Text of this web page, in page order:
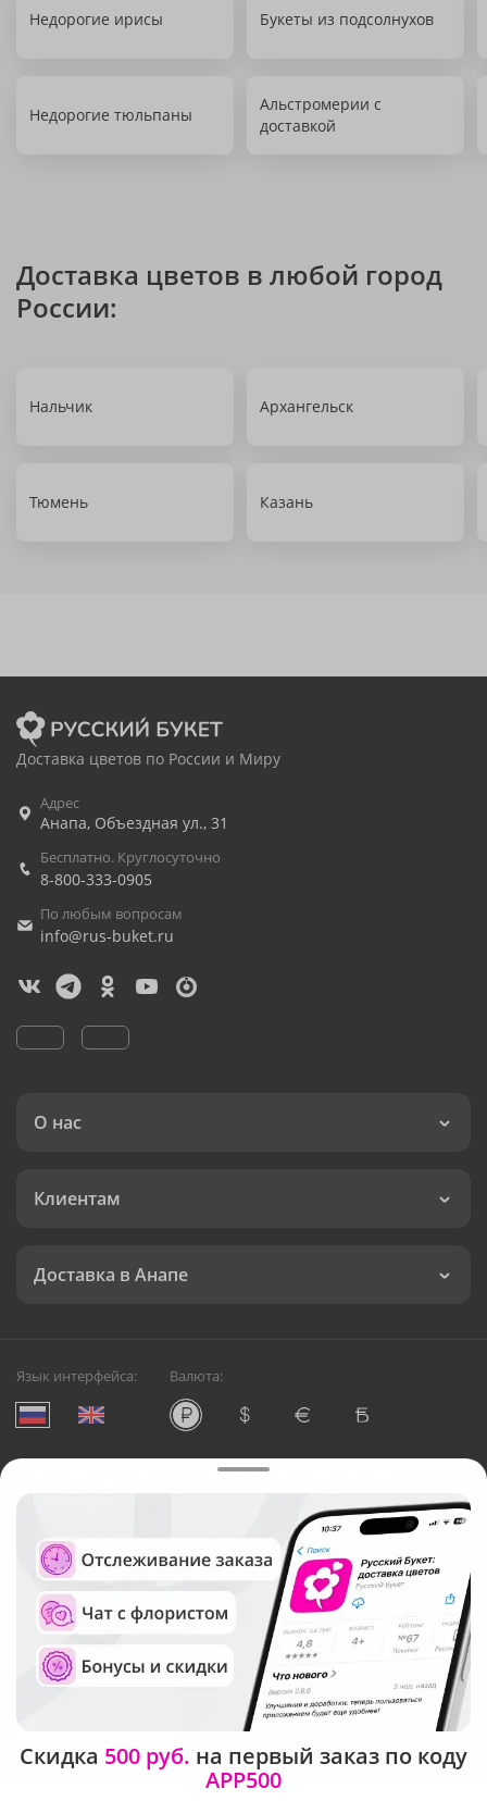
Недорогие ирисы Букеты из подсолнухов
Недорогие тюльпаны
Альстромерии с
доставкой
Доставка цветов в любой город
России:
Нальчик Архангельск
Тюмень Казань
Доставка цветов по России и Миру
Адрес
Анапа, Объездная ул., 31
Бесплатно. Круглосуточно
8-800-333-0905
По любым вопросам
info@rus-buket.ru
О нас
Клиентам
Доставка в Анапе
Язык интерфейса: Валюта:
Служба круглосуточной доставки цветов в Анапе
Русский Букет, 2026
Общество с ограниченной ответственностью «Технология»
ОГРН: 1195476081745, ИНН: 5410081997
Юридический адрес: г. Новосибирск, ул. Ипподромская,
д.42, оф. 3
Рейтинг Русского букета в г. Анапа
Скидка 500 руб. на первый заказ по коду
APP500